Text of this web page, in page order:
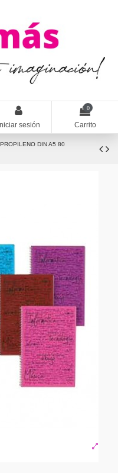
sesión
0
Carrito
DIN A5 80